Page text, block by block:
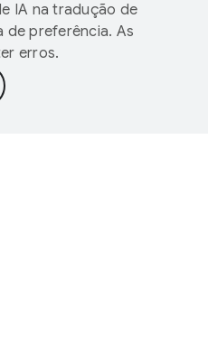
IA na tradução de
de preferência. As
erros.